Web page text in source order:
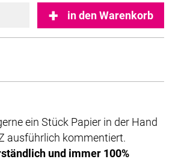
in den Warenkorb
ein Stück Papier in der Hand
ausführlich kommentiert.
und immer 100%